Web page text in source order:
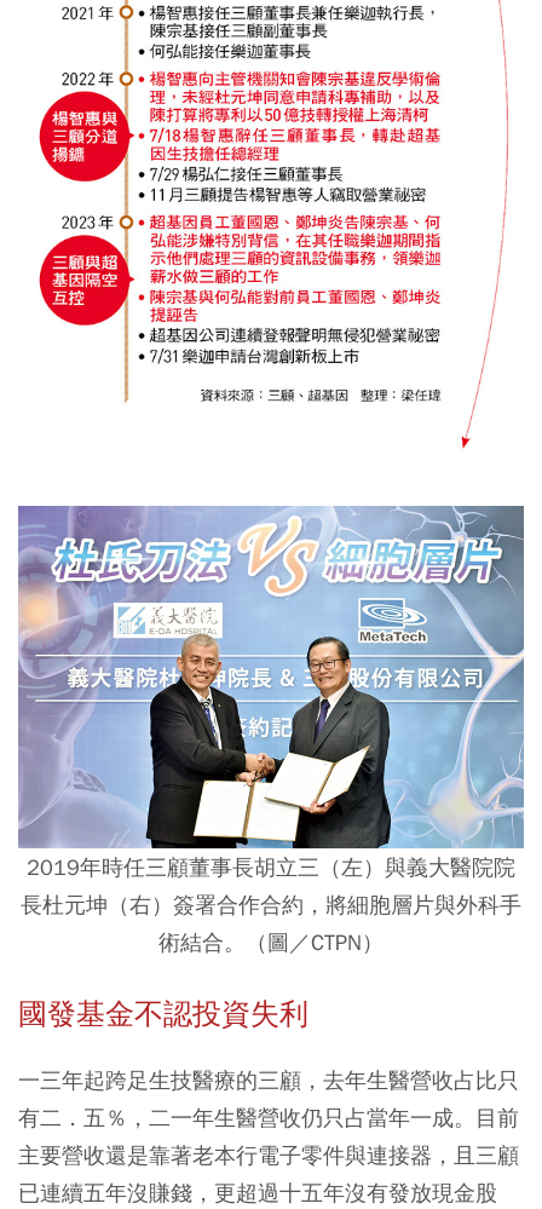
2019年時任三顧董事長胡立三（左）與義大醫院院
長杜元坤（右）簽署合作合約，將細胞層片與外科手
術結合。（圖／CTPN）
國發基金不認投資失利
一三年起跨足生技醫療的三顧，去年生醫營收占比只
有二．五％，二一年生醫營收仍只占當年一成。目前
主要營收還是靠著老本行電子零件與連接器，且三顧
已連續五年沒賺錢，更超過十五年沒有發放現金股